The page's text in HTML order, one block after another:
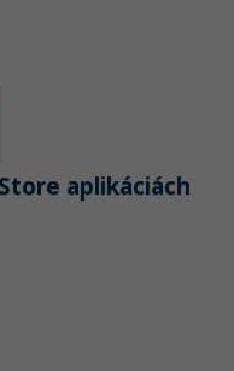
aplikáciách